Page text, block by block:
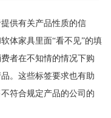
供有关产品性质的信
体家具里面“看不见”的填
者在不知情的情况下购
。这些标签要求也有助
符合规定产品的公司的